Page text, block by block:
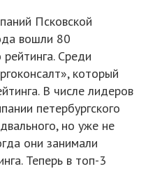
Псковской
вошли 80
Среди
который
В числе лидеров
петербургского
но уже не
они занимали
Теперь в топ-3